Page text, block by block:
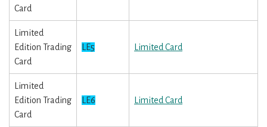
Card
Limited
Edition Trading
Card
LE5 Limited Card
Limited
Edition Trading
Card
LE6 Limited Card